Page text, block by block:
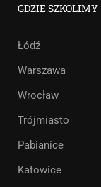
GDZIE SZKOLIMY
Łódź
Warszawa
Wrocław
Trójmiasto
Pabianice
Katowice